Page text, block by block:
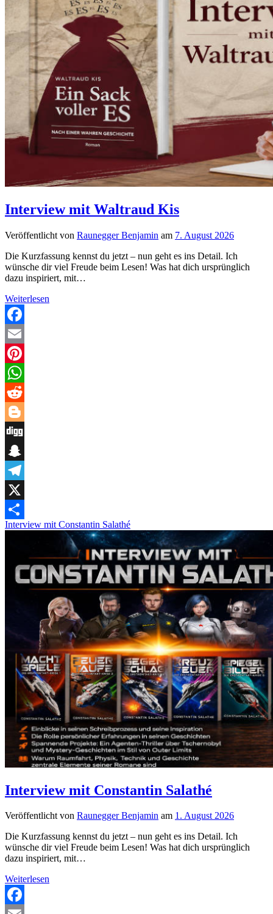
Interview mit Waltraud Kis
Veröffentlicht von Raunegger Benjamin am 7. August 2026
Die Kurzfassung kennst du jetzt – nun geht es ins Detail. Ich
wünsche dir viel Freude beim Lesen! Was hat dich ursprünglich
dazu inspiriert, mit…
Weiterlesen
Facebook
Email
Pinterest
WhatsApp
Reddit
Blogger
Digg
Snapchat
Telegram
X
Teilen
Interview mit Constantin Salathé
Interview mit Constantin Salathé
Veröffentlicht von Raunegger Benjamin am 1. August 2026
Die Kurzfassung kennst du jetzt – nun geht es ins Detail. Ich
wünsche dir viel Freude beim Lesen! Was hat dich ursprünglich
dazu inspiriert, mit…
Weiterlesen